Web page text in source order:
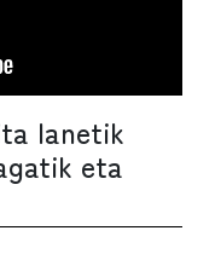
lanetik
eta